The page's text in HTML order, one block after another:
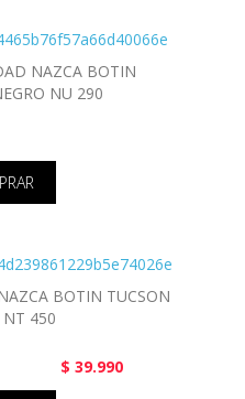
NAZCA BOTIN
NU 290
BOTIN TUCSON
450
$ 39.990